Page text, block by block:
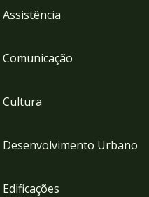
Assistência
Comunicação
Cultura
Desenvolvimento Urbano
Edificações